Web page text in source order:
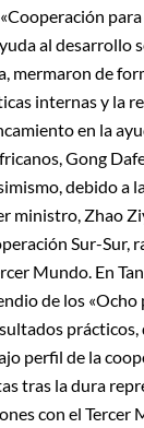
al desarrollo
mermaron de
internas y la
en la
Gong
debido a
ministro, Zhao
Sur-
Mundo. En
de los
perfil de la
tras la dura
con el Tercer